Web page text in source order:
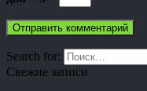
Search for:
Свежие записи